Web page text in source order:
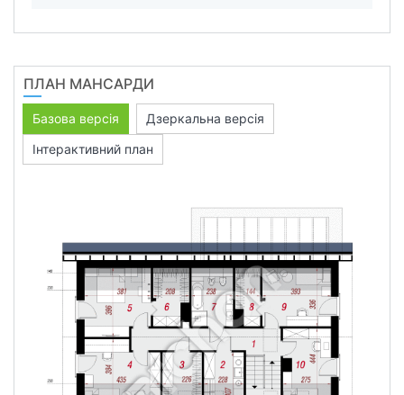
ПЛАН МАНСАРДИ
Базова версія
Дзеркальна версія
Інтерактивний план